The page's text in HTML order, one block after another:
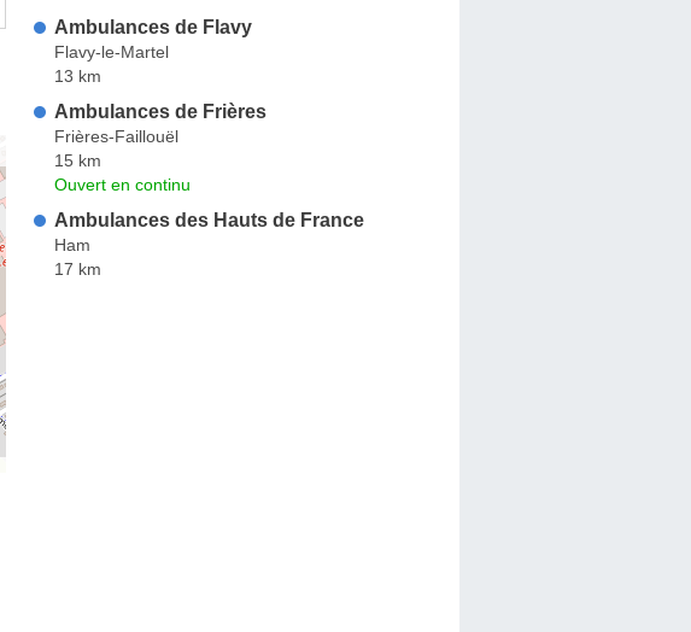
Ambulances de Flavy
Flavy-le-Martel
13 km
Ambulances de Frières
Frières-Faillouël
15 km
Ouvert en continu
Ambulances des Hauts de France
Ham
17 km